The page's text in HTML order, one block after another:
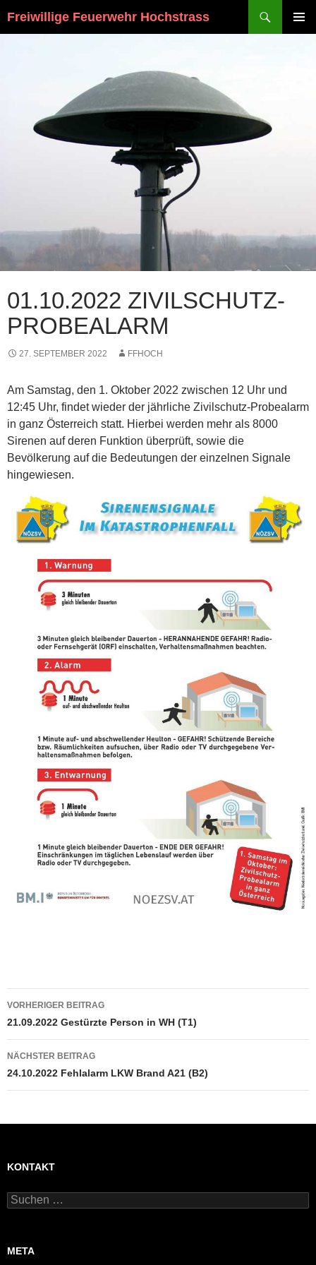
Freiwillige Feuerwehr Hochstrass
01.10.2022 ZIVILSCHUTZ-
PROBEALARM
27. SEPTEMBER 2022 FFHOCH
Am Samstag, den 1. Oktober 2022 zwischen 12 Uhr und
12:45 Uhr, findet wieder der jährliche Zivilschutz-Probealarm
in ganz Österreich statt. Hierbei werden mehr als 8000
Sirenen auf deren Funktion überprüft, sowie die
Bevölkerung auf die Bedeutungen der einzelnen Signale
hingewiesen.
Beitragsnavigation
VORHERIGER BEITRAG
21.09.2022 Gestürzte Person in WH (T1)
NÄCHSTER BEITRAG
24.10.2022 Fehlalarm LKW Brand A21 (B2)
KONTAKT
Suchen
nach:
META